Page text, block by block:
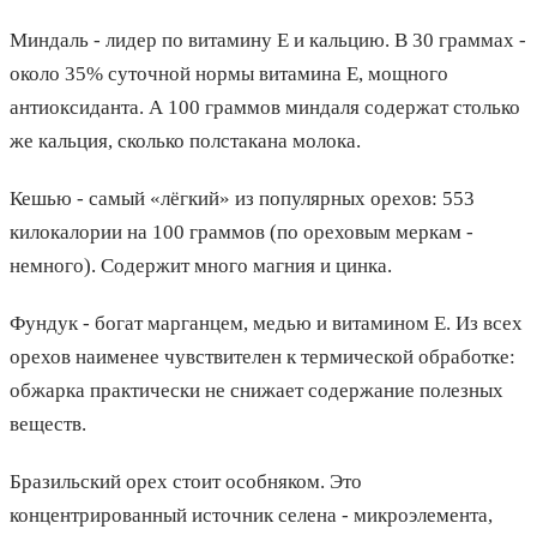
Миндаль - лидер по витамину Е и кальцию. В 30 граммах -
около 35% суточной нормы витамина Е, мощного
антиоксиданта. А 100 граммов миндаля содержат столько
же кальция, сколько полстакана молока.
Кешью - самый «лёгкий» из популярных орехов: 553
килокалории на 100 граммов (по ореховым меркам -
немного). Содержит много магния и цинка.
Фундук - богат марганцем, медью и витамином Е. Из всех
орехов наименее чувствителен к термической обработке:
обжарка практически не снижает содержание полезных
веществ.
Бразильский орех стоит особняком. Это
концентрированный источник селена - микроэлемента,